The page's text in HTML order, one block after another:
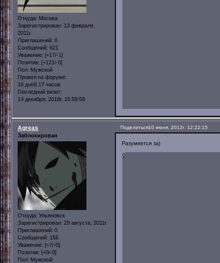
Откуда: Москва
Зарегистрирован: 13 февраля,
2011г.
Приглашений: 0
Сообщений: 621
Уважение: [+17/-1]
Позитив: [+121/-0]
Пол: Мужской
Провел на форуме:
16 дней 17 часов
Последний визит:
14 декабря, 2018г. 15:59:59
Поделиться10 июня, 2012г. 12:22:15
Agreas
Заблокирован
Откуда: Ульяновск
Зарегистрирован: 29 августа, 2011г.
Приглашений: 0
Сообщений: 156
Уважение: [+7/-0]
Позитив: [+0/-0]
Пол: Мужской
Разумеется за)
0